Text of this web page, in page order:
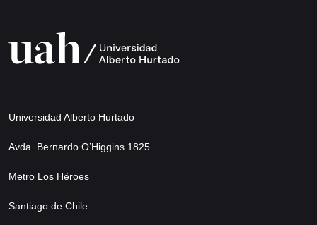
Universidad Alberto Hurtado
Avda. Bernardo O’Higgins 1825
Metro Los Héroes
Santiago de Chile